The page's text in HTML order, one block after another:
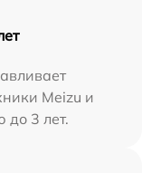
Meizu и
до 3 лет.